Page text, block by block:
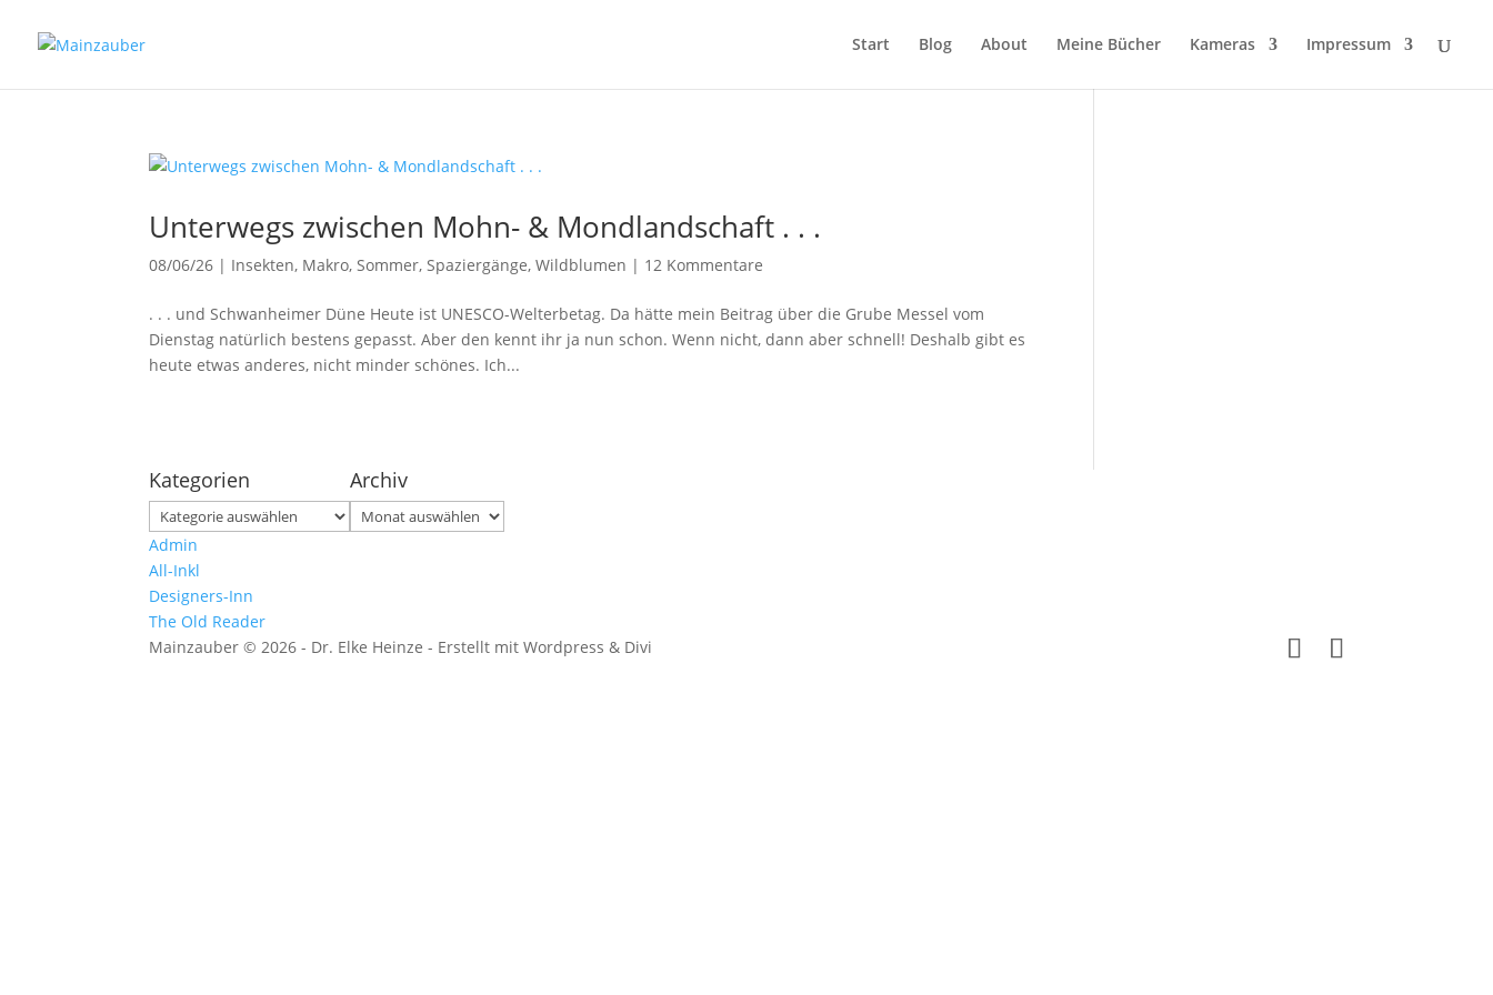
Start Blog About Meine Bücher Kameras Impressum
Unterwegs zwischen Mohn- & Mondlandschaft . . .
08/06/26 | Insekten, Makro,Sommer,Spaziergänge,Wildblumen | 12 Kommentare
. . . und Schwanheimer Düne Heute ist UNESCO-Welterbetag. Da hätte mein Beitrag über die Grube Messel vom
Dienstag natürlich bestens gepasst. Aber den kennt ihr ja nun schon. Wenn nicht, dann aber schnell! Deshalb gibt es
heute etwas anderes, nicht minder schönes. Ich...
Kategorien
Kategorien
Archiv
Archiv
Admin
All-Inkl
Designers-Inn
The Old Reader
Mainzauber © 2026 - Dr. Elke Heinze - Erstellt mit Wordpress & Divi